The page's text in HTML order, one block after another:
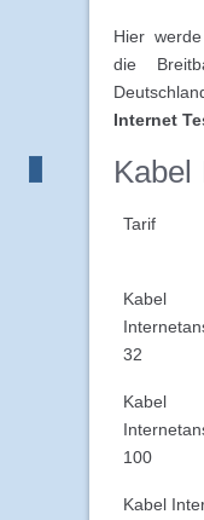
Hier
die
Internet
Kabel
Tarif
Kabel
32
Kabel
100
Kabel